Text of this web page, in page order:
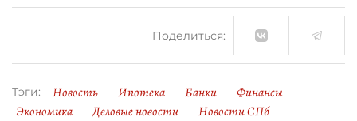
Поделиться:
Тэги: Новость Ипотека Банки
Финансы
Экономика
Деловые новости
Новости СПб